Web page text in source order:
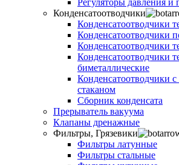
Конденсатоотводчики
Конденсатоотводчики
Конденсатоотводчики
Конденсатоотводчики
Конденсатоотводчики
биметаллические
Конденсатоотводчики
стаканом
Сборник конденсата
Прерыватель вакуума
Клапаны дренажные
Фильтры, Грязевики
Фильтры латунные
Фильтры стальные